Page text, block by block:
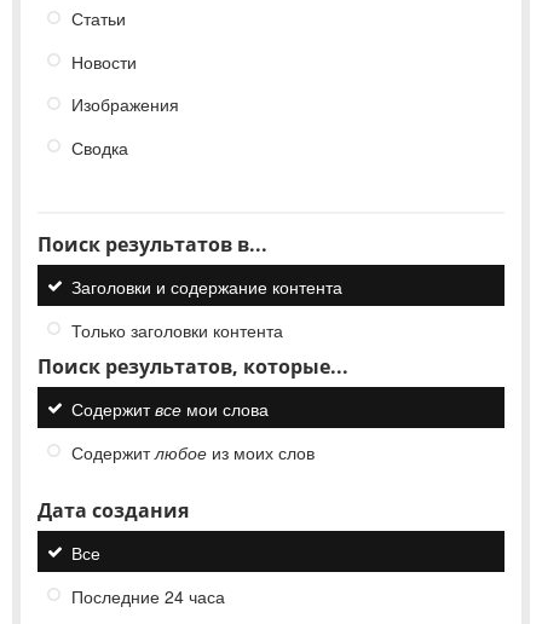
Статьи
Новости
Изображения
Сводка
Поиск результатов в...
Заголовки и содержание контента
Только заголовки контента
Поиск результатов, которые...
Содержитвсе мои слова
Содержитлюбое из моих слов
Дата создания
Все
Последние 24 часа